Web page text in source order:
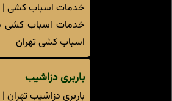
خدمات اسباب کشی |
خدمات اسباب کشی
اسباب کشی تهران
باربری دزاشیب
باربری دزاشیب تهران |